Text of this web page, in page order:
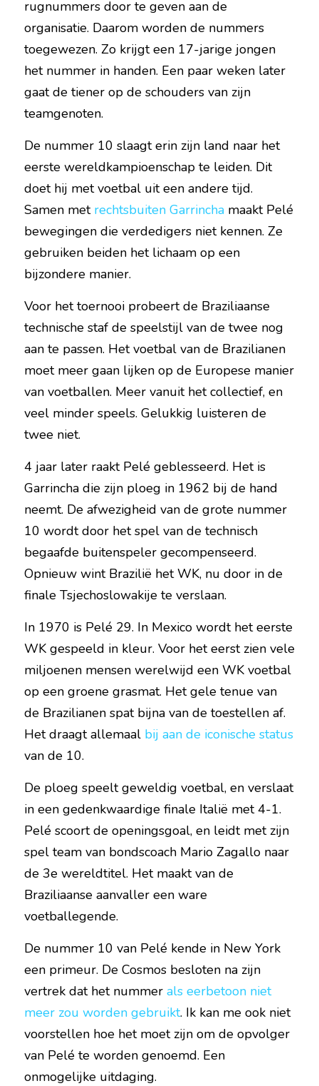
rugnummers door te geven aan de
organisatie. Daarom worden de nummers
toegewezen. Zo krijgt een 17-jarige jongen
het nummer in handen. Een paar weken later
gaat de tiener op de schouders van zijn
teamgenoten.
De nummer 10 slaagt erin zijn land naar het
eerste wereldkampioenschap te leiden. Dit
doet hij met voetbal uit een andere tijd.
Samen met rechtsbuiten Garrincha maakt Pelé
bewegingen die verdedigers niet kennen. Ze
gebruiken beiden het lichaam op een
bijzondere manier.
Voor het toernooi probeert de Braziliaanse
technische staf de speelstijl van de twee nog
aan te passen. Het voetbal van de Brazilianen
moet meer gaan lijken op de Europese manier
van voetballen. Meer vanuit het collectief, en
veel minder speels. Gelukkig luisteren de
twee niet.
4 jaar later raakt Pelé geblesseerd. Het is
Garrincha die zijn ploeg in 1962 bij de hand
neemt. De afwezigheid van de grote nummer
10 wordt door het spel van de technisch
begaafde buitenspeler gecompenseerd.
Opnieuw wint Brazilië het WK, nu door in de
finale Tsjechoslowakije te verslaan.
In 1970 is Pelé 29. In Mexico wordt het eerste
WK gespeeld in kleur. Voor het eerst zien vele
miljoenen mensen werelwijd een WK voetbal
op een groene grasmat. Het gele tenue van
de Brazilianen spat bijna van de toestellen af.
Het draagt allemaal bij aan de iconische status
van de 10.
De ploeg speelt geweldig voetbal, en verslaat
in een gedenkwaardige finale Italië met 4-1.
Pelé scoort de openingsgoal, en leidt met zijn
spel team van bondscoach Mario Zagallo naar
de 3e wereldtitel. Het maakt van de
Braziliaanse aanvaller een ware
voetballegende.
De nummer 10 van Pelé kende in New York
een primeur. De Cosmos besloten na zijn
vertrek dat het nummer als eerbetoon niet
meer zou worden gebruikt. Ik kan me ook niet
voorstellen hoe het moet zijn om de opvolger
van Pelé te worden genoemd. Een
onmogelijke uitdaging.